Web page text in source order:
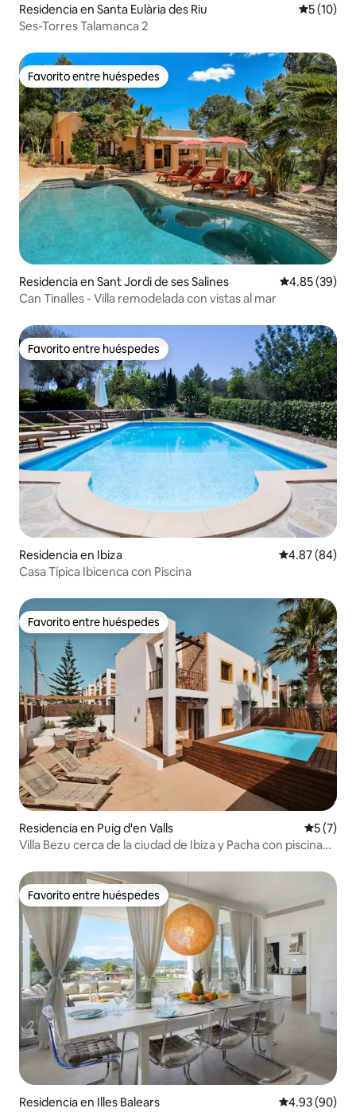
Residencia en Santa Eulària des Riu
5 (10)
Ses-Torres Talamanca 2
Favorito entre huéspedes
Favorito entre huéspedes
Residencia en Sant Jordi de ses Salines Calificación
4.85 (39)
Can Tinalles - Villa remodelada con vistas al mar
Favorito entre huéspedes
Favorito entre huéspedes
Residencia en Ibiza Calificación
4.87 (84)
Casa Típica Ibicenca con Piscina
Favorito entre huéspedes
Favorito entre huéspedes
Residencia en Puig d'en Valls
5 (7)
Villa Bezu cerca de la ciudad de Ibiza y Pacha con piscina
Favorito entre huéspedes
Favorito entre huéspedes
Residencia en Illes Balears Calificación
4.93 (90)